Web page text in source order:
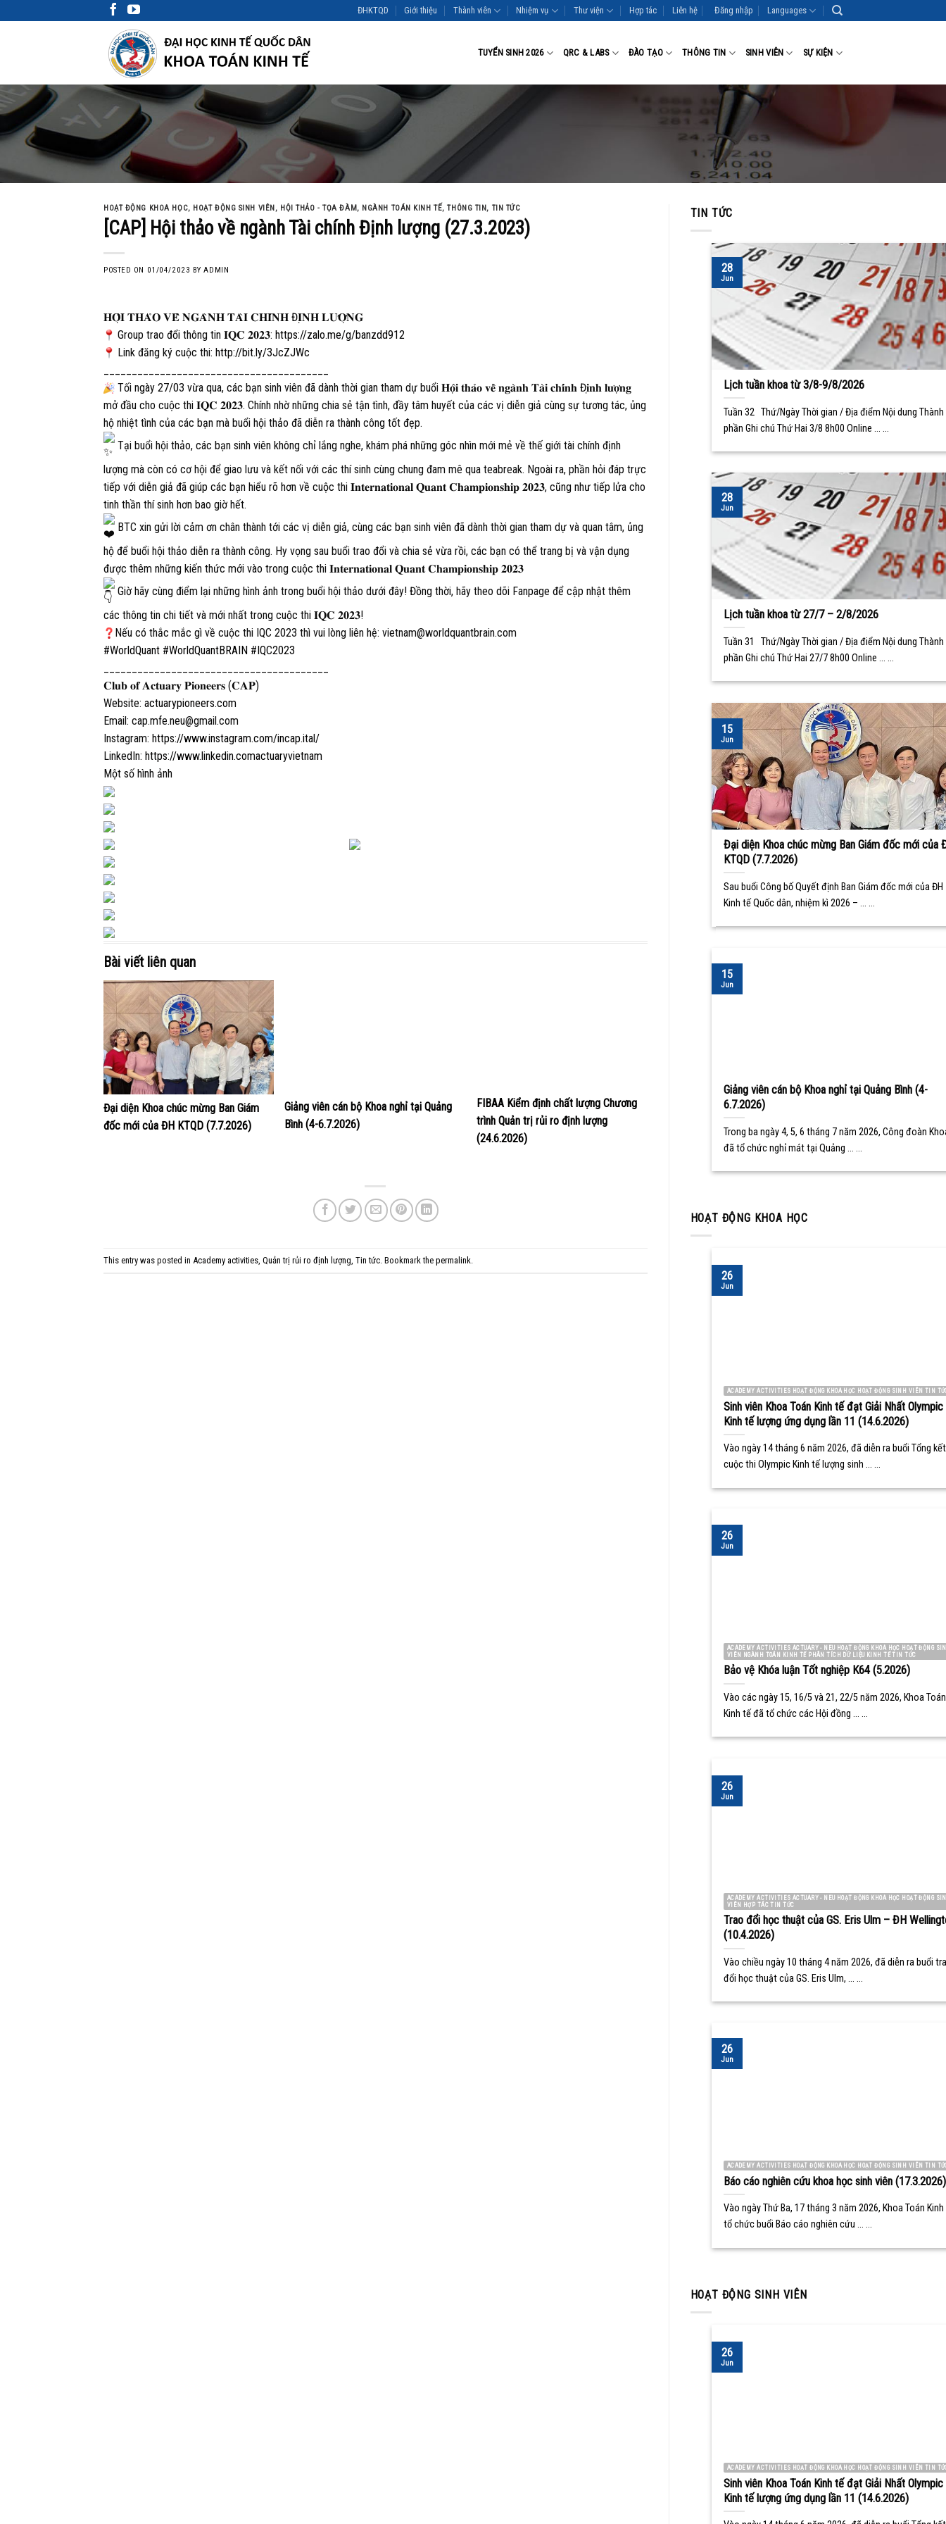
to
ĐHKTQD Giới thiệu Thành viên Nhiệm vụ Thư viện Hợp tác Liên hệ Đăng nhập Languages
TUYỂN SINH 2026 QRC & LABS ĐÀO TẠO THÔNG TIN SINH VIÊN SỰ KIỆN
HOẠT ĐỘNG KHOA HỌC, HOẠT ĐỘNG SINH VIÊN, HỘI THẢO - TỌA ĐÀM, NGÀNH TOÁN KINH TẾ,THÔNG TIN, TIN TỨC
[CAP] Hội thảo về ngành Tài chính Định lượng (27.3.2023)
POSTED ON 01/04/2023 BYADMIN
𝐇𝐎̣̂𝐈 𝐓𝐇𝐀̉𝐎 𝐕𝐄̂̀ 𝐍𝐆𝐀̀𝐍𝐇 𝐓𝐀̀𝐈 𝐂𝐇𝐈́𝐍𝐇 Đ𝐈̣𝐍𝐇 𝐋𝐔̛𝐎̛̣𝐍𝐆
Group trao đổi thông tin 𝐈𝐐𝐂 𝟐𝟎𝟐𝟑: https://zalo.me/g/banzdd912
Link đăng ký cuộc thi: http://bit.ly/3JcZJWc
Tối ngày 27/03 vừa qua, các bạn sinh viên đã dành thời gian tham dự buổi 𝐇𝐨̣̂𝐢 𝐭𝐡𝐚̉𝐨 𝐯𝐞̂̀ 𝐧𝐠𝐚̀𝐧𝐡 𝐓𝐚̀𝐢 𝐜𝐡𝐢́𝐧𝐡 Đ𝐢̣𝐧𝐡 𝐥𝐮̛𝐨̛̣𝐧𝐠
mở đầu cho cuộc thi 𝐈𝐐𝐂 𝟐𝟎𝟐𝟑. Chính nhờ những chia sẻ tận tình, đầy tâm huyết của các vị diễn giả cùng sự tương tác, ủng
hộ nhiệt tình của các bạn mà buổi hội thảo đã diễn ra thành công tốt đẹp.
Tại buổi hội thảo, các bạn sinh viên không chỉ lắng nghe, khám phá những góc nhìn mới mẻ về thế giới tài chính định
lượng mà còn có cơ hội để giao lưu và kết nối với các thí sinh cùng chung đam mê qua teabreak. Ngoài ra, phần hỏi đáp trực
tiếp với diễn giả đã giúp các bạn hiểu rõ hơn về cuộc thi 𝐈𝐧𝐭𝐞𝐫𝐧𝐚𝐭𝐢𝐨𝐧𝐚𝐥 𝐐𝐮𝐚𝐧𝐭 𝐂𝐡𝐚𝐦𝐩𝐢𝐨𝐧𝐬𝐡𝐢𝐩 𝟐𝟎𝟐𝟑, cũng như tiếp lửa cho
tinh thần thí sinh hơn bao giờ hết.
BTC xin gửi lời cảm ơn chân thành tới các vị diễn giả, cùng các bạn sinh viên đã dành thời gian tham dự và quan tâm, ủng
hộ để buổi hội thảo diễn ra thành công. Hy vọng sau buổi trao đổi và chia sẻ vừa rồi, các bạn có thể trang bị và vận dụng
được thêm những kiến thức mới vào trong cuộc thi 𝐈𝐧𝐭𝐞𝐫𝐧𝐚𝐭𝐢𝐨𝐧𝐚𝐥 𝐐𝐮𝐚𝐧𝐭 𝐂𝐡𝐚𝐦𝐩𝐢𝐨𝐧𝐬𝐡𝐢𝐩 𝟐𝟎𝟐𝟑
Giờ hãy cùng điểm lại những hình ảnh trong buổi hội thảo dưới đây! Đồng thời, hãy theo dõi Fanpage để cập nhật thêm
các thông tin chi tiết và mới nhất trong cuộc thi 𝐈𝐐𝐂 𝟐𝟎𝟐𝟑!
Nếu có thắc mắc gì về cuộc thi IQC 2023 thì vui lòng liên hệ: vietnam@worldquantbrain.com
#WorldQuant #WorldQuantBRAIN #IQC2023
𝐂𝐥𝐮𝐛 𝐨𝐟 𝐀𝐜𝐭𝐮𝐚𝐫𝐲 𝐏𝐢𝐨𝐧𝐞𝐞𝐫𝐬 (𝐂𝐀𝐏)
Website: actuarypioneers.com
Email: cap.mfe.neu@gmail.com
Instagram: https://www.instagram.com/incap.ital/
LinkedIn: https://www.linkedin.comactuaryvietnam
Một số hình ảnh
Bài viết liên quan
Đại diện Khoa chúc mừng Ban Giám
đốc mới của ĐH KTQD (7.7.2026)
Giảng viên cán bộ Khoa nghỉ tại Quảng
Bình (4-6.7.2026)
FIBAA Kiểm định chất lượng Chương
trình Quản trị rủi ro định lượng
(24.6.2026)
This entry was posted in Academy activities Quản trị rủi ro định lượng Tin tức . Bookmark the permalink
TIN TỨC
Lịch tuần khoa từ 3/8-9/8/2026
Tuần 32 Thứ/Ngày Thời gian / Địa điểm Nội dung Thành
phần Ghi chú Thứ Hai 3/8 8h00 Online ... ...
28
Jun
Lịch tuần khoa từ 27/7 – 2/8/2026
Tuần 31 Thứ/Ngày Thời gian / Địa điểm Nội dung Thành
phần Ghi chú Thứ Hai 27/7 8h00 Online ... ...
28
Jun
Đại diện Khoa chúc mừng Ban Giám đốc mới của
KTQD (7.7.2026)
Sau buổi Công bố Quyết định Ban Giám đốc mới của ĐH
Kinh tế Quốc dân, nhiệm kì 2026 – ... ...
15
Jun
Giảng viên cán bộ Khoa nghỉ tại Quảng Bình (4-
6.7.2026)
Trong ba ngày 4, 5, 6 tháng 7 năm 2026, Công đoàn
đã tổ chức nghỉ mát tại Quảng ... ...
15
Jun
HOẠT ĐỘNG KHOA HỌC
ACADEMY ACTIVITIES HOẠT ĐỘNG KHOA HỌC HOẠT ĐỘNG SINH VIÊN TIN
Sinh viên Khoa Toán Kinh tế đạt Giải Nhất Olympic
Kinh tế lượng ứng dụng lần 11 (14.6.2026)
Vào ngày 14 tháng 6 năm 2026, đã diễn ra buổi Tổng kết
cuộc thi Olympic Kinh tế lượng sinh ... ...
26
Jun
ACADEMY ACTIVITIES ACTUARY - NEU HOẠT ĐỘNG KHOA HỌC HOẠT ĐỘNG
VIÊN NGÀNH TOÁN KINH TẾ PHÂN TÍCH DỮ LIỆU KINH TẾ TIN TỨC
Bảo vệ Khóa luận Tốt nghiệp K64 (5.2026)
Vào các ngày 15, 16/5 và 21, 22/5 năm 2026, Khoa Toán
Kinh tế đã tổ chức các Hội đồng ... ...
26
Jun
ACADEMY ACTIVITIES ACTUARY - NEU HOẠT ĐỘNG KHOA HỌC HOẠT ĐỘNG
VIÊN HỢP TÁC TIN TỨC
Trao đổi học thuật của GS. Eris Ulm – ĐH
(10.4.2026)
Vào chiều ngày 10 tháng 4 năm 2026, đã diễn ra buổi
đổi học thuật của GS. Eris Ulm, ... ...
26
Jun
ACADEMY ACTIVITIES HOẠT ĐỘNG KHOA HỌC HOẠT ĐỘNG SINH VIÊN TIN
Báo cáo nghiên cứu khoa học sinh viên (17.3.2026)
Vào ngày Thứ Ba, 17 tháng 3 năm 2026, Khoa Toán
tổ chức buổi Báo cáo nghiên cứu ... ...
26
Jun
HOẠT ĐỘNG SINH VIÊN
ACADEMY ACTIVITIES HOẠT ĐỘNG KHOA HỌC HOẠT ĐỘNG SINH VIÊN TIN
Sinh viên Khoa Toán Kinh tế đạt Giải Nhất Olympic
Kinh tế lượng ứng dụng lần 11 (14.6.2026)
26
Jun